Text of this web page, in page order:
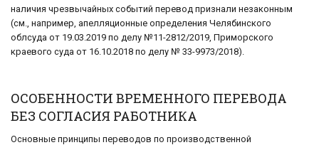
наличия чрезвычайных событий перевод признали незаконным
(см., например, апелляционные определения Челябинского
облсуда от 19.03.2019 по делу №11-2812/2019, Приморского
краевого суда от 16.10.2018 по делу № 33-9973/2018).
ОСОБЕННОСТИ ВРЕМЕННОГО ПЕРЕВОДА
БЕЗ СОГЛАСИЯ РАБОТНИКА
Основные принципы переводов по производственной